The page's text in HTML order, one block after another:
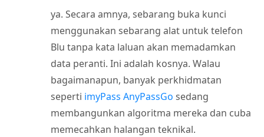
ya. Secara amnya, sebarang buka kunci
menggunakan sebarang alat untuk telefon
Blu tanpa kata laluan akan memadamkan
data peranti. Ini adalah kosnya. Walau
bagaimanapun, banyak perkhidmatan
seperti imyPass AnyPassGo sedang
membangunkan algoritma mereka dan cuba
memecahkan halangan teknikal.